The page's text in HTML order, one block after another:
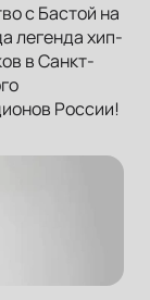
с Бастой на
легенда хип-
в Санкт-
России!